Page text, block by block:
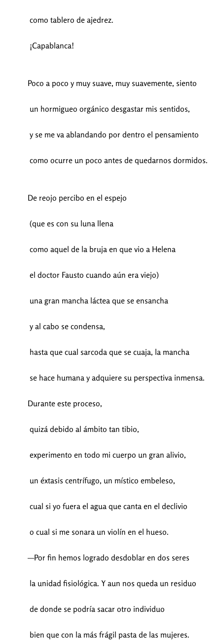
como tablero de ajedrez.
¡Capablanca!
Poco a poco y muy suave, muy suavemente, siento
un hormigueo orgánico desgastar mis sentidos,
y se me va ablandando por dentro el pensamiento
como ocurre un poco antes de quedarnos dormidos.
De reojo percibo en el espejo
(que es con su luna llena
como aquel de la bruja en que vio a Helena
el doctor Fausto cuando aún era viejo)
una gran mancha láctea que se ensancha
y al cabo se condensa,
hasta que cual sarcoda que se cuaja, la mancha
se hace humana y adquiere su perspectiva inmensa.
Durante este proceso,
quizá debido al ámbito tan tibio,
experimento en todo mi cuerpo un gran alivio,
un éxtasis centrífugo, un místico embeleso,
cual si yo fuera el agua que canta en el declivio
o cual si me sonara un violín en el hueso.
—Por fin hemos logrado desdoblar en dos seres
la unidad fisiológica. Y aun nos queda un residuo
de donde se podría sacar otro individuo
bien que con la más frágil pasta de las mujeres.